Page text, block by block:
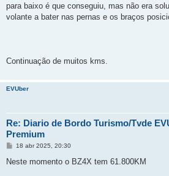
para baixo é que conseguiu, mas não era
volante a bater nas pernas e os braços
Continuação de muitos kms.
EVUber
Re: Diario de Bordo Turismo/Tvde
Premium
M
n
18 abr 2025, 20:30
Neste momento o BZ4X tem 61.800KM